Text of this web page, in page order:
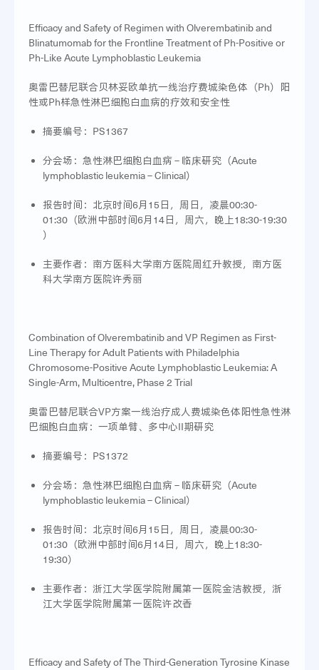
Efficacy and Safety of Regimen with Olverembatinib and
Blinatumomab for the Frontline Treatment of Ph-Positive or
Ph-Like Acute Lymphoblastic Leukemia
奥雷巴替尼联合贝林妥欧单抗一线治疗费城染色体（Ph）阳
性或Ph样急性淋巴细胞白血病的疗效和安全性
摘要编号：PS1367
分会场：急性淋巴细胞白血病 – 临床研究（Acute
lymphoblastic leukemia – Clinical）
报告时间：北京时间6月15日，周日，凌晨00:30-
01:30（欧洲中部时间6月14日，周六，晚上18:30-19:30
）
主要作者：南方医科大学南方医院周红升教授，南方医
科大学南方医院许秀丽
Combination of Olverembatinib and VP Regimen as First-
Line Therapy for Adult Patients with Philadelphia
Chromosome-Positive Acute Lymphoblastic Leukemia: A
Single-Arm, Multicentre, Phase 2 Trial
奥雷巴替尼联合VP方案一线治疗成人费城染色体阳性急性淋
巴细胞白血病：一项单臂、多中心II期研究
摘要编号：PS1372
分会场：急性淋巴细胞白血病 – 临床研究（Acute
lymphoblastic leukemia – Clinical）
报告时间：北京时间6月15日，周日，凌晨00:30-
01:30（欧洲中部时间6月14日，周六，晚上18:30-
19:30）
主要作者：浙江大学医学院附属第一医院金洁教授，浙
江大学医学院附属第一医院许改香
Efficacy and Safety of The Third-Generation Tyrosine Kinase